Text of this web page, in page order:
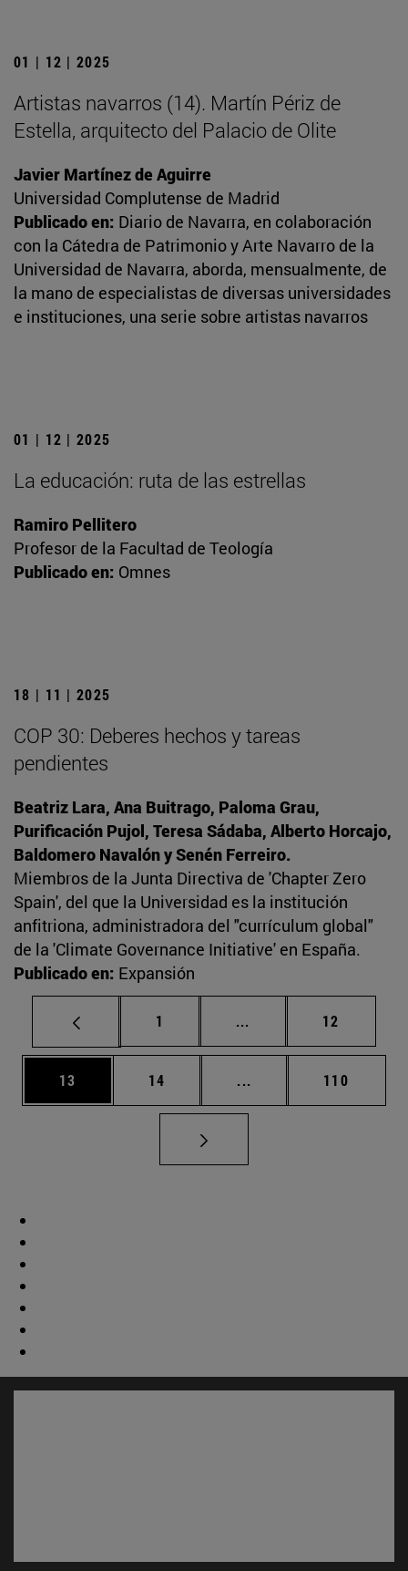
01 | 12 | 2025
Artistas navarros (14). Martín Périz de
Estella, arquitecto del Palacio de Olite
Javier Martínez de Aguirre
Universidad Complutense de Madrid
Publicado en: Diario de Navarra, en colaboración
con la Cátedra de Patrimonio y Arte Navarro de la
Universidad de Navarra, aborda, mensualmente, de
la mano de especialistas de diversas universidades
e instituciones, una serie sobre artistas navarros
01 | 12 | 2025
La educación: ruta de las estrellas
Ramiro Pellitero
Profesor de la Facultad de Teología
Publicado en: Omnes
18 | 11 | 2025
COP 30: Deberes hechos y tareas
pendientes
Beatriz Lara, Ana Buitrago, Paloma Grau,
Purificación Pujol, Teresa Sádaba, Alberto Horcajo,
Baldomero Navalón y Senén Ferreiro.
Miembros de la Junta Directiva de 'Chapter Zero
Spain', del que la Universidad es la institución
anfitriona, administradora del "currículum global"
de la 'Climate Governance Initiative' en España.
Publicado en: Expansión
Página
1 ... Páginas intermedias
Página
12
Página
13 Página
14 ... Páginas intermedias
Página
110